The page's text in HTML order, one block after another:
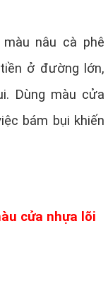
nâu cà phê
ở đường lớn,
Dùng màu cửa
bám bụi khiến
cửa nhựa lõi